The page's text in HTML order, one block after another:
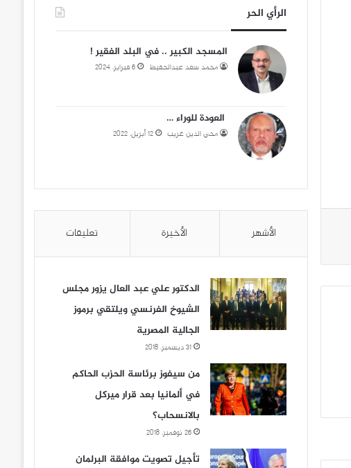
الرأي الحر
المسجد الكبير .. في البلد الفقير !
محمد سعد عبدالحفيظ 6 فبراير، 2024
العودة للوراء …
محي الدين غريب 12 أبريل، 2022
الأشهر الأخيرة تعليقات
الدكتور علي عبد العال يزور مجلس
الشيوخ الفرنسي ويلتقي برموز
الجالية المصرية
31 ديسمبر، 2018
من سيفوز برئاسة الحزب الحاكم
في ألمانيا بعد قرار ميركل
بالانسحاب؟
26 نوفمبر، 2018
تأجيل تصويت موافقة البرلمان